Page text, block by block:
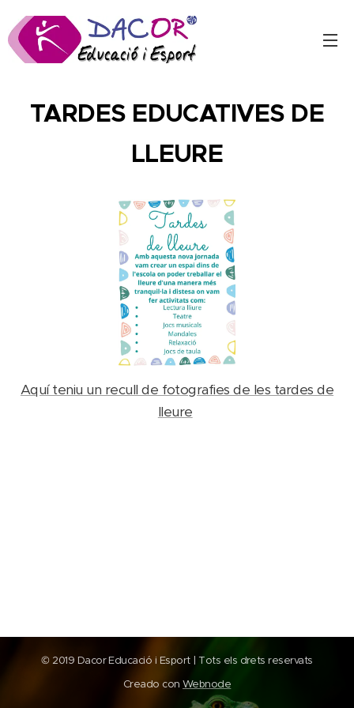
TARDES EDUCATIVES DE
LLEURE
Aquí teniu un recull de fotografies de les tardes de
lleure
© 2019 Dacor Educació i Esport | Tots els drets reservats
Creado con Webnode